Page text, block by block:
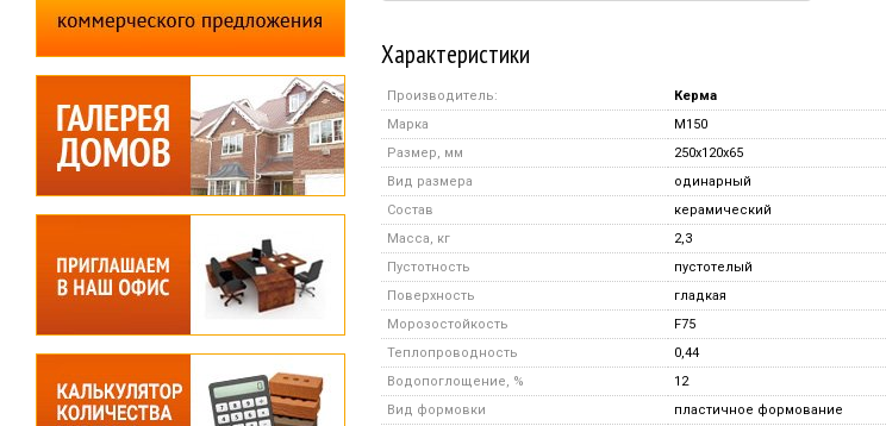
Характеристики
Производитель:
Керма
Марка
M150
Размер, мм
250х120х65
Вид размера
одинарный
Состав
керамический
Масса, кг
2,3
Пустотность
пустотелый
Поверхность
гладкая
Морозостойкость
F75
Теплопроводность
0,44
Водопоглощение, %
12
Вид формовки
пластичное формование